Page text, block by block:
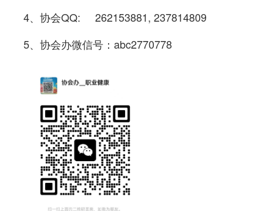
4、协会QQ: 262153881, 237814809
5、协会办微信号：abc2770778